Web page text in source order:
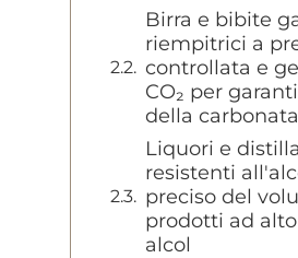
Birra e bibite
riempitrici a
controllata e
CO₂ per
della
Liquori e
resistenti
preciso del
prodotti ad
alcol